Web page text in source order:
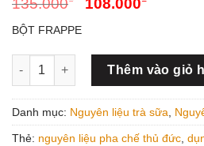
135.000
135.000₫.
108.000
là:
BỘT FRAPPE
Dans - Bột Frappe - 1Kg số lượng
Thêm vào giỏ
Danh mục: Nguyên liệu trà sữa
Thẻ: nguyên liệu pha chế thủ đức